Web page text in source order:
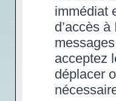
immédiat
d’accès
acceptez
déplacer